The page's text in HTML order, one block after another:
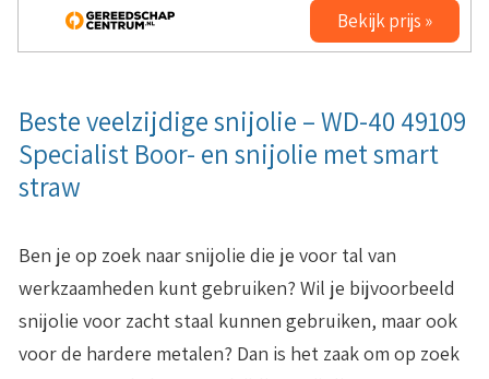
Bekijk prijs »
Beste veelzijdige snijolie – WD-40 49109
Specialist Boor- en snijolie met smart
straw
Ben je op zoek naar snijolie die je voor tal van
werkzaamheden kunt gebruiken? Wil je bijvoorbeeld
snijolie voor zacht staal kunnen gebruiken, maar ook
voor de hardere metalen? Dan is het zaak om op zoek